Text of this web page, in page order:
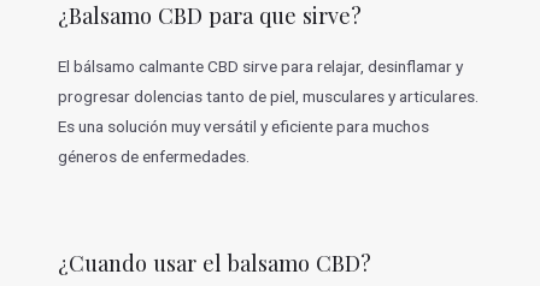
i
o
e
s
¿Balsamo CBD para que sirve?
El bálsamo calmante CBD sirve para relajar, desinflamar y
progresar dolencias tanto de piel, musculares y articulares.
Es una solución muy versátil y eficiente para muchos
géneros de enfermedades.
¿Cuando usar el balsamo CBD?